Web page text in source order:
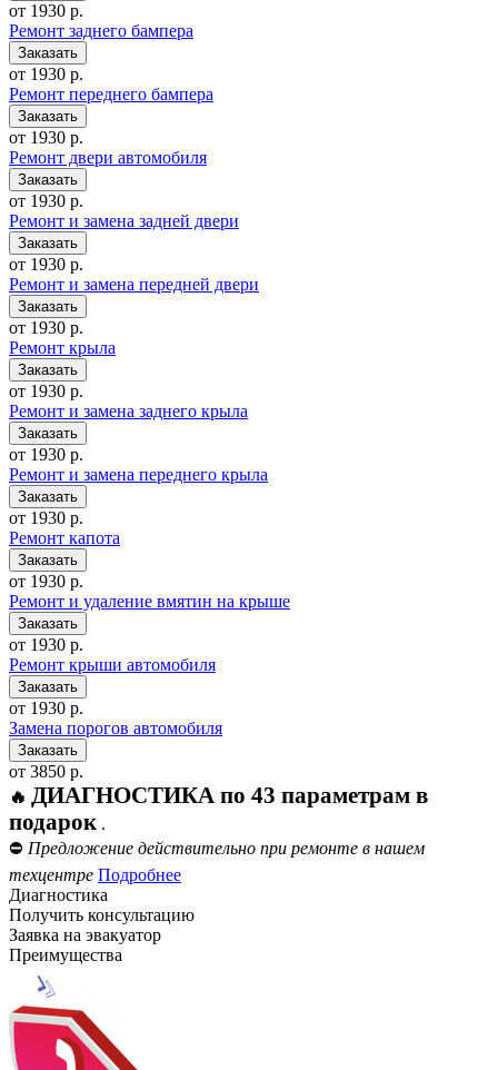
от 1930 р.
Ремонт заднего бампера
от 1930 р.
Ремонт переднего бампера
от 1930 р.
Ремонт двери автомобиля
от 1930 р.
Ремонт и замена задней двери
от 1930 р.
Ремонт и замена передней двери
от 1930 р.
Ремонт крыла
от 1930 р.
Ремонт и замена заднего крыла
от 1930 р.
Ремонт и замена переднего крыла
от 1930 р.
Ремонт капота
от 1930 р.
Ремонт и удаление вмятин на крыше
от 1930 р.
Ремонт крыши автомобиля
от 1930 р.
Замена порогов автомобиля
от 3850 р.
🔥 ДИАГНОСТИКА по 43 параметрам в
подарок .
⛔ Предложение действительно при ремонте в нашем
техцентре Подробнее
Диагностика
Получить консультацию
Заявка на эвакуатор
Преимущества